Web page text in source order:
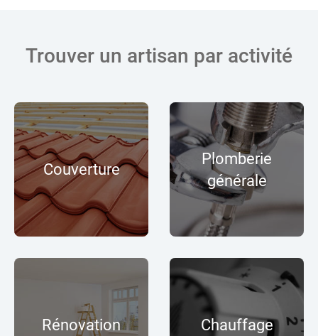
Trouver un artisan par activité
Couverture
Plomberie
générale
Rénovation Chauffage